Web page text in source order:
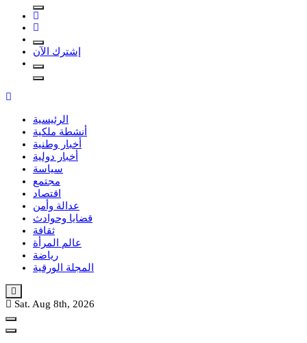
إشترك الآن
الرئيسية
أنشطة ملكية
أخبار وطنية
أخبار دولية
سياسة
مجتمع
اقتصاد
عدالة وأمن
قضايا وحوادث
ثقافة
عالم المرأة
رياضة
المجلة الورقية
Sat. Aug 8th, 2026